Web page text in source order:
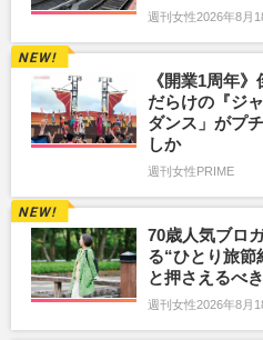
週刊女性2026年8月
《開業1周年
だらけの『ジ
ダンス」がプ
しか
週刊女性PRIME
70歳人気ブロ
る“ひとり旅節
と押さえるべ
週刊女性2026年8月